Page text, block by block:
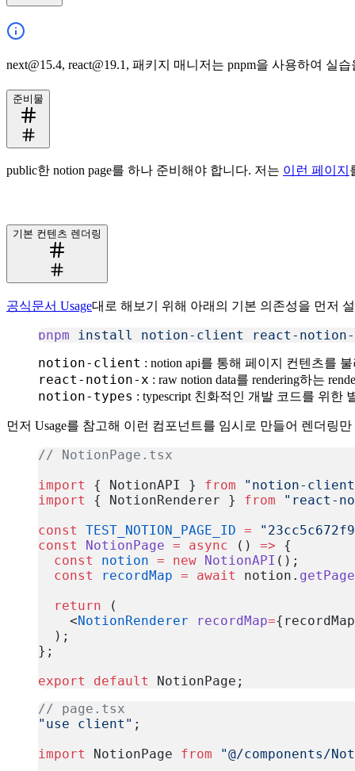
next@15.4, react@19.1, 패키지 매니저는 pnpm을 사용하여 실
준비물
public한 notion page를 하나 준비해야 합니다. 저는 이런 페이지
기본 컨텐츠 렌더링
공식문서 Usage대로 해보기 위해 아래의 기본 의존성을 먼저
pnpm install notion-client react-
notion-client : notion api를 통해 페이지 컨텐츠를
react-notion-x : raw notion data를 rendering하는
notion-types : typescript 친화적인 개발 코드를 위한
먼저 Usage를 참고해 이런 컴포넌트를 임시로 만들어 렌더링
// NotionPage.tsx
import
{ NotionAPI } from "notion-
import
{ NotionRenderer } from "react-
const
TEST_NOTION_PAGE_ID =
const
NotionPage = async () => {
  const
notion = new NotionAPI ();
  const
recordMap = await notion. getPage
  return
(
    <
NotionRenderer recordMap=
  );
};
export
default NotionPage;
// page.tsx
"use client" ;
import
NotionPage from "@/components/